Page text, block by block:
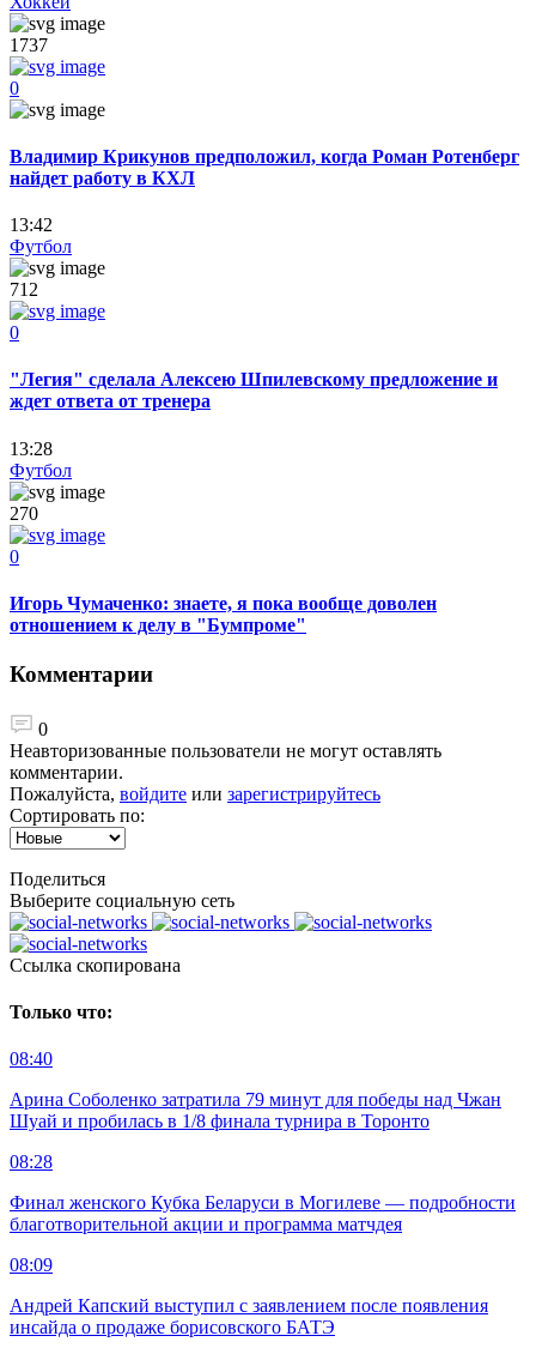
1737
0
Владимир Крикунов предположил, когда Роман Ротенберг
найдет работу в КХЛ
13:42
Футбол
712
0
"Легия" сделала Алексею Шпилевскому предложение и
ждет ответа от тренера
13:28
Футбол
270
0
Игорь Чумаченко: знаете, я пока вообще доволен
отношением к делу в "Бумпроме"
Комментарии
0
Неавторизованные пользователи не могут оставлять
комментарии.
Пожалуйста, войдите или зарегистрируйтесь
Сортировать по:
Поделиться
Выберите социальную сеть
Ccылка скопирована
Только что:
08:40
Арина Соболенко затратила 79 минут для победы над Чжан
Шуай и пробилась в 1/8 финала турнира в Торонто
08:28
Финал женского Кубка Беларуси в Могилеве — подробности
благотворительной акции и программа матчдея
08:09
Андрей Капский выступил с заявлением после появления
инсайда о продаже борисовского БАТЭ